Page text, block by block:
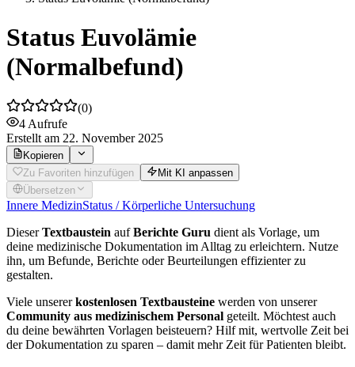
Status Euvolämie
(Normalbefund)
(0)
4 Aufrufe
Erstellt am 22. November 2025
Kopieren
Zu Favoriten hinzufügen
Mit KI anpassen
Übersetzen
Innere MedizinStatus / Körperliche Untersuchung
DieserTextbaustein aufBerichte Guru dient als Vorlage, um
deine medizinische Dokumentation im Alltag zu erleichtern. Nutze
ihn, um Befunde, Berichte oder Beurteilungen effizienter zu
gestalten.
Viele unsererkostenlosen Textbausteine werden von unserer
Community aus medizinischem Personal geteilt. Möchtest auch
du deine bewährten Vorlagen beisteuern? Hilf mit, wertvolle Zeit bei
der Dokumentation zu sparen – damit mehr Zeit für Patienten bleibt.